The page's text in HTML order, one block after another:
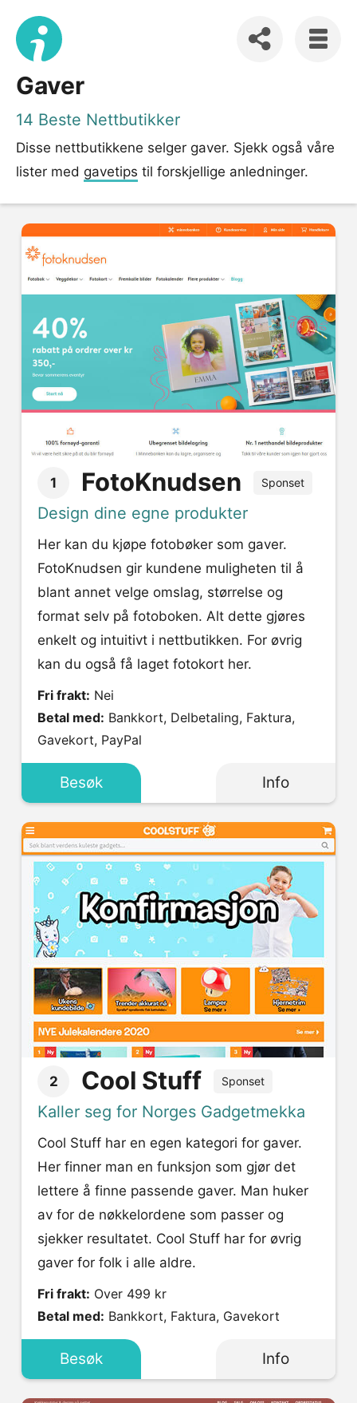
Gaver
14 Beste Nettbutikker
Disse nettbutikkene selger gaver. Sjekk også våre
lister med gavetips til forskjellige anledninger.
1 FotoKnudsen Sponset
Design dine egne produkter
Her kan du kjøpe fotobøker som gaver.
FotoKnudsen gir kundene muligheten til å
blant annet velge omslag, størrelse og
format selv på fotoboken. Alt dette gjøres
enkelt og intuitivt i nettbutikken. For øvrig
kan du også få laget fotokort her.
Fri frakt: Nei
Betal med:
Gavekort, PayPal
Besøk Info
2 Cool Stuff Sponset
Kaller seg for Norges Gadgetmekka
Cool Stuff har en egen kategori for gaver.
Her finner man en funksjon som gjør det
lettere å finne passende gaver. Man huker
av for de nøkkelordene som passer og
sjekker resultatet. Cool Stuff har for øvrig
gaver for folk i alle aldre.
Fri frakt: Over 499 kr
Betal med: Bankkort, Faktura, Gavekort
Besøk Info